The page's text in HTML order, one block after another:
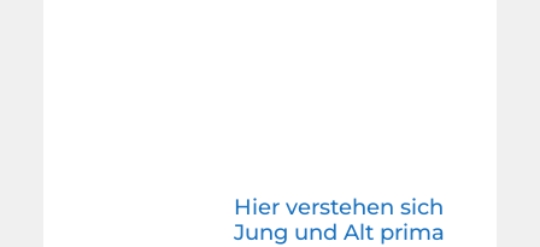
Hier verstehen sich
Jung und Alt prima